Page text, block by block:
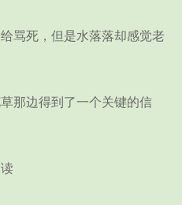
死，但是水落落却感觉老
边得到了一个关键的信